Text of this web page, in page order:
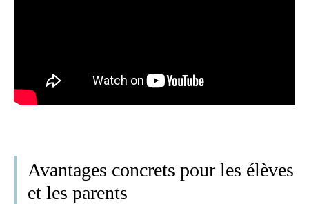
Avantages concrets pour les élèves
et les parents